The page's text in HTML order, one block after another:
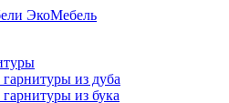
из дуба
из бука